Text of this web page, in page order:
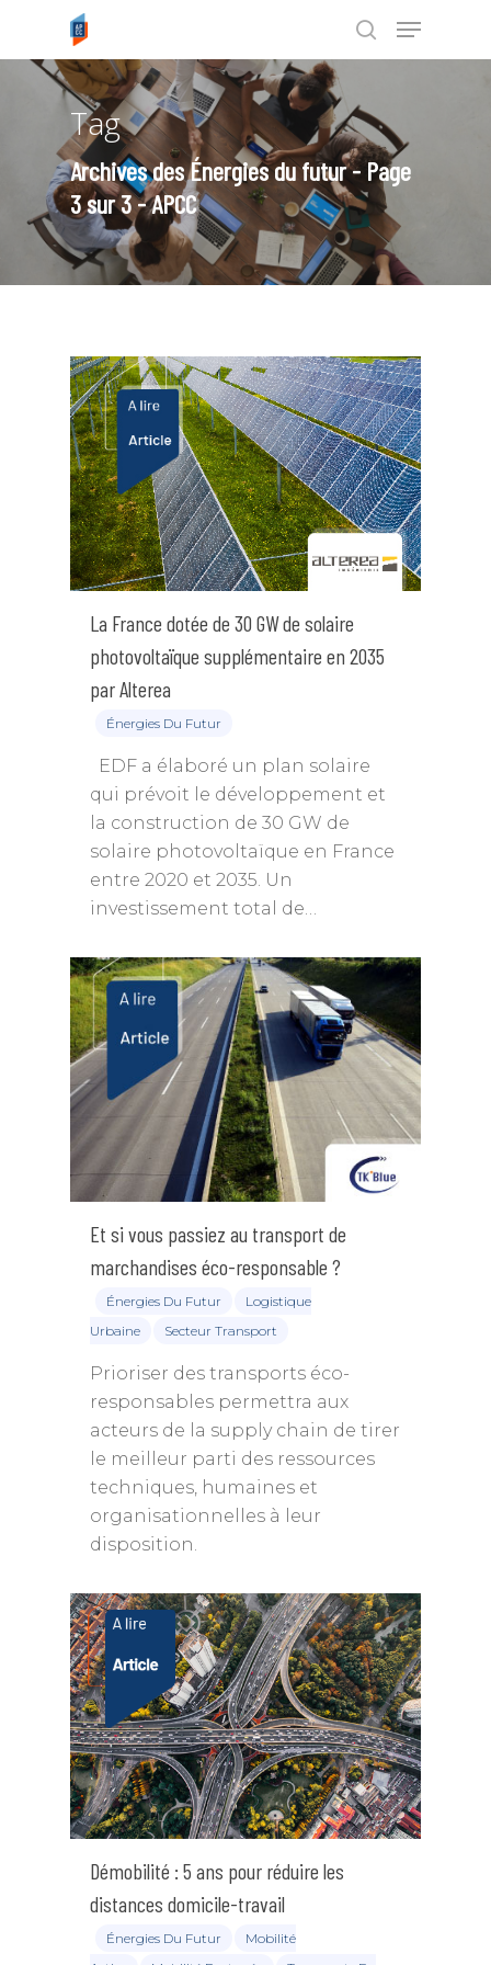
Tapez ENTRÉE pour rechercher ou
ESC pour annuler
Tag
Archives des Énergies du futur - Page
3 sur 3 - APCC
La France dotée de 30 GW de solaire
photovoltaïque supplémentaire en 2035
par Alterea
Énergies Du Futur
EDF a élaboré un plan solaire
qui prévoit le développement et
la construction de 30 GW de
solaire photovoltaïque en France
entre 2020 et 2035. Un
investissement total de…
Et si vous passiez au transport de
marchandises éco-responsable ?
Énergies Du Futur
Logistique
Urbaine
Secteur Transport
Prioriser des transports éco-
responsables permettra aux
acteurs de la supply chain de tirer
le meilleur parti des ressources
techniques, humaines et
organisationnelles à leur
disposition.
Démobilité : 5 ans pour réduire les
distances domicile-travail
Énergies Du Futur
Mobilité